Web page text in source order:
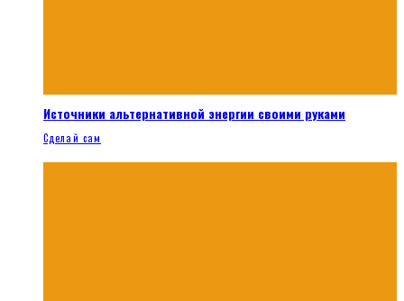
Источники альтернативной энергии своими руками
Сделай сам